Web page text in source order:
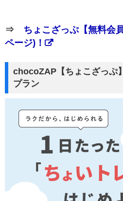
⇒ ちょこざっぷ【無料会
ページ)！
chocoZAP【ちょこざっぷ
プラン